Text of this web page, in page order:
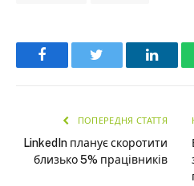
Facebook
ПОПЕРЕДНЯ СТАТТЯ
LinkedIn планує скоротити
близько 5% працівників